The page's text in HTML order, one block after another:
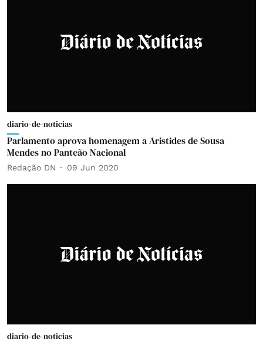
diario-de-noticias
Parlamento aprova homenagem a Aristides de Sousa
Mendes no Panteão Nacional
Redação DN 09 Jun 2020
diario-de-noticias